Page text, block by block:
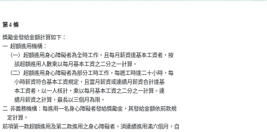
第 4 條
獎勵金發給金額計算如下：
一  超額進用機構：
    （一）超額進用身心障礙者為全時工作，且每月薪資達基本工資者，按
          該超額進用人數乘以每月基本工資之二分之一計算。
    （二）超額進用身心障礙者為部分工時工作，每週工時達二十小時，每
          小時薪資符合基本工資規定，且當月薪資或連續月薪資合計達基
          本工資者，以一人核計，乘以每月基本工資之二分之一計算。連
          續月薪資之計算，最長以三個月為限。
二  非義務機構：每進用一名身心障礙者發給獎勵金，其發給金額依前款規
    定計算。
前項第一款超額進用及第二款進用之身心障礙者，須連續進用滿六個月，自